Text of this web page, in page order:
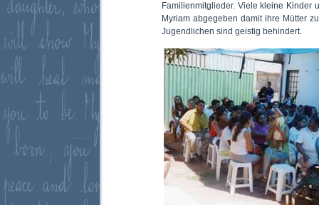
Familienmitglieder. Viele kleine Kinder
Myriam abgegeben damit ihre Mütter
Jugendlichen sind geistig behindert.